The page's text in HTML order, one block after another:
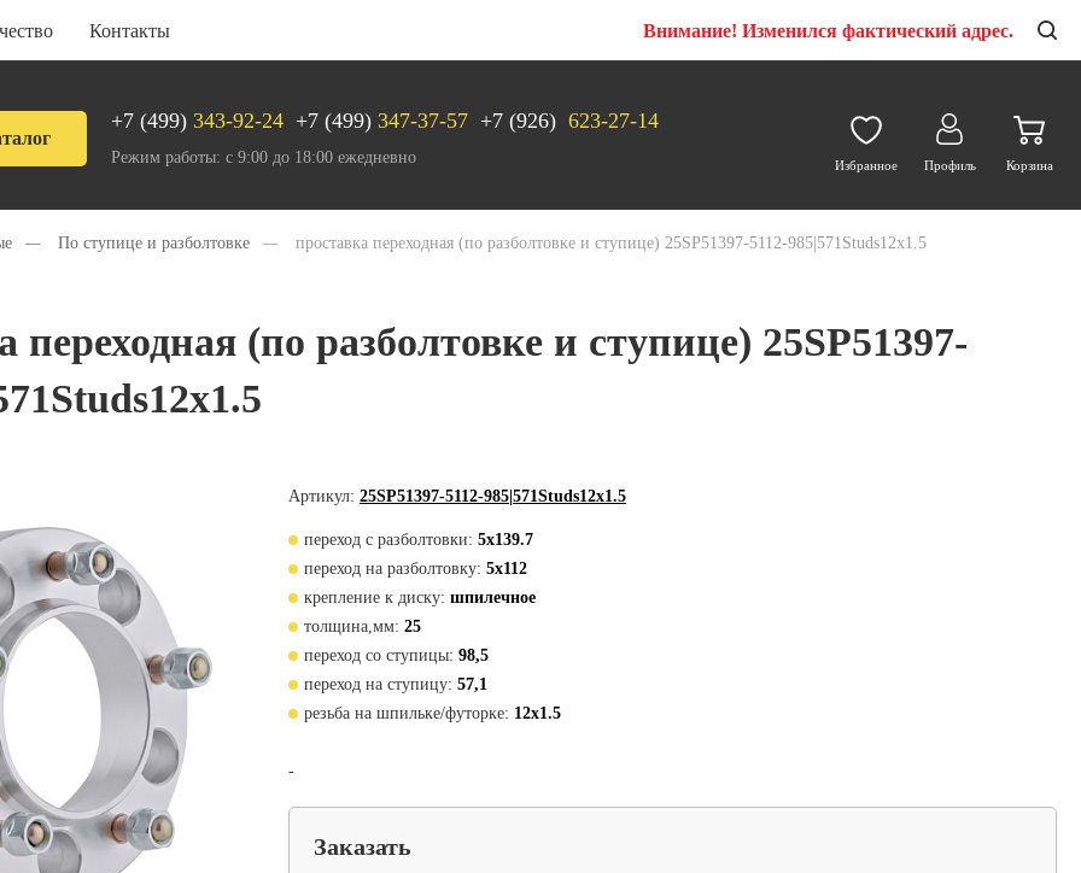
Контакты Внимание! Изменился фактический адрес.
+7 (499) 343-92-24 +7 (499) 347-37-57 +7 (926) 623-27-14
Режим работы: с 9:00 до 18:00 ежедневно Избранное Профиль Корзина
— По ступице и разболтовке — проставка переходная (по разболтовке и ступице) 25SP51397-5112-985|571Studs12х1.5
переходная (по разболтовке и ступице) 25SP51397-
Артикул: 25SP51397-5112-985|571Studs12х1.5
переход с разболтовки: 5х139.7
переход на разболтовку: 5x112
крепление к диску: шпилечное
толщина,мм: 25
переход со ступицы: 98,5
переход на ступицу: 57,1
резьба на шпильке/футорке: 12x1.5
-
Заказать